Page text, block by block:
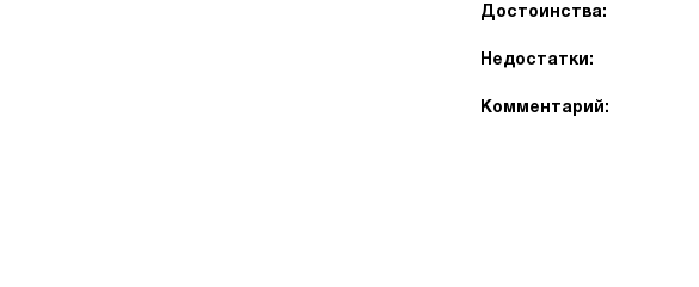
Достоинства:
Недостатки:
Комментарий: